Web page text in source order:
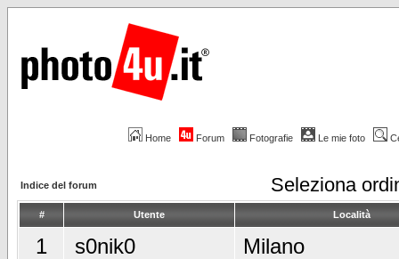
Home Forum Fotografie Le mie foto
Indice del forum Seleziona
# Utente Località
1 s0nik0
Milano